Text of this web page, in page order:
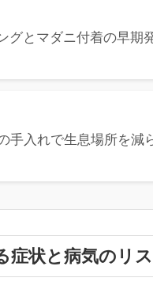
グとマダニ付着の早期
手入れで生息場所を減
症状と病気のリ